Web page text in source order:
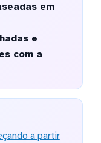
em
e
com a
a partir